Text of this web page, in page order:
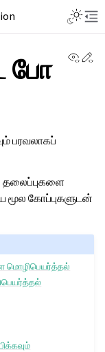
போ
பரவலாகப்
தலைப்புகளை
கோப்புகளுடன்
மொழிபெயர்த்தல்